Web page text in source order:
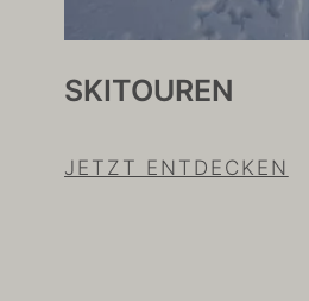
SKITOUREN
JETZT ENTDECKEN